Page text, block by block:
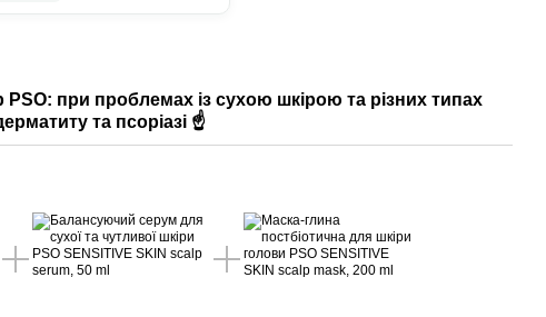
PSO: при проблемах із сухою шкірою та різних типах
та псоріазі ☝️